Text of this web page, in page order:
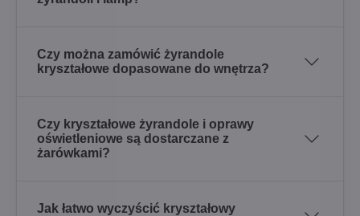
Czy można zamówić żyrandole
kryształowe dopasowane do wnętrza?
Czy kryształowe żyrandole i oprawy
oświetleniowe są dostarczane z
żarówkami?
Jak łatwo wyczyścić kryształowy